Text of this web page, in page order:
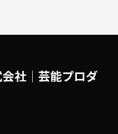
会社│芸能プロダ